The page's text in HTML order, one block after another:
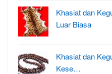
Khasiat dan
Luar Biasa
Khasiat dan
Kese…